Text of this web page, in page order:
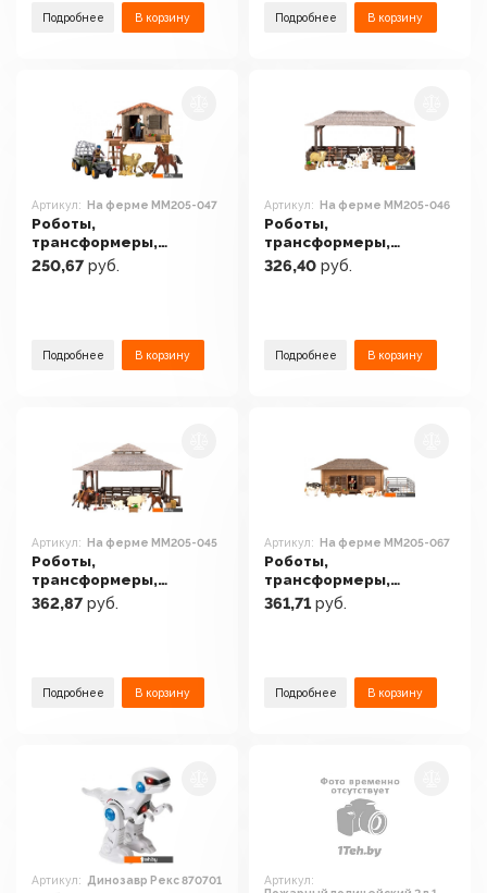
Подробнее В корзину Подробнее В корзину
Артикул: На ферме ММ205-047
Роботы,
трансформеры,
фигурки Masai Mara На
ферме ММ205-047
250,67 руб.
Подробнее В корзину
Артикул: На ферме ММ205-046
Роботы,
трансформеры,
фигурки Masai Mara На
ферме ММ205-046
326,40 руб.
Подробнее В корзину
Артикул: На ферме ММ205-045
Роботы,
трансформеры,
фигурки Masai Mara На
ферме ММ205-045
362,87 руб.
Подробнее В корзину
Артикул: На ферме ММ205-067
Роботы,
трансформеры,
фигурки Masai Mara На
ферме ММ205-067
361,71 руб.
Подробнее В корзину
Артикул: Динозавр Рекс 870701
Артикул: